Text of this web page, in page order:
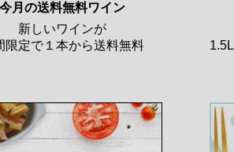
今月の送料無料ワイン
新しいワインが
限定で１本から送料無料